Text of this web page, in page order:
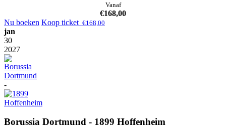
Vanaf
€168,00
Nu boeken Koop ticket €168,00
jan
30
2027
-
Borussia Dortmund - 1899 Hoffenheim